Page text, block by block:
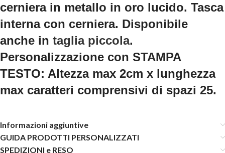
cerniera in metallo in oro lucido. Tasca
interna con cerniera. Disponibile
anche in taglia piccola.
Personalizzazione con STAMPA
TESTO: Altezza max 2cm x lunghezza
max caratteri comprensivi di spazi 25.
Informazioni aggiuntive
GUIDA PRODOTTI PERSONALIZZATI
SPEDIZIONI e RESO